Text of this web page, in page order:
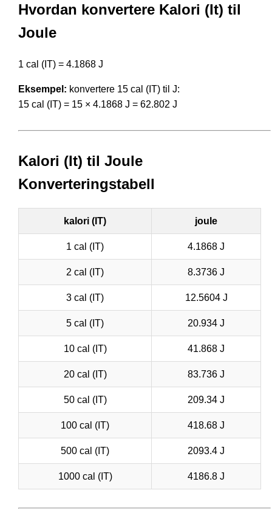
Hvordan konvertere Kalori (It) til
Joule
1 cal (IT) = 4.1868 J
Eksempel: konvertere 15 cal (IT) til J:
15 cal (IT) = 15 × 4.1868 J = 62.802 J
Kalori (It) til Joule
Konverteringstabell
kalori (IT) joule
1 cal (IT) 4.1868 J
2 cal (IT) 8.3736 J
3 cal (IT) 12.5604 J
5 cal (IT) 20.934 J
10 cal (IT) 41.868 J
20 cal (IT) 83.736 J
50 cal (IT) 209.34 J
100 cal (IT) 418.68 J
500 cal (IT) 2093.4 J
1000 cal (IT) 4186.8 J